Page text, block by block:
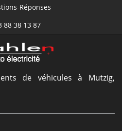
Réponses
88 38 13 87
de véhicules à Mutzig,